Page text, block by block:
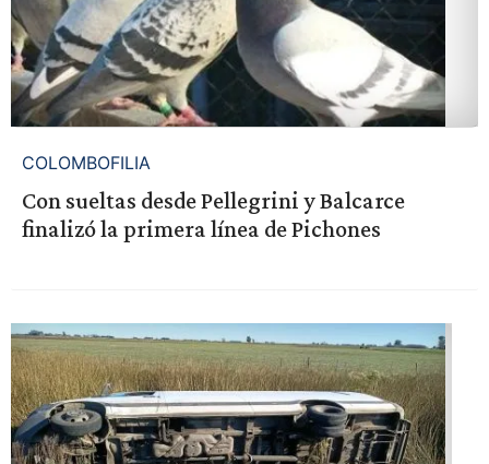
COLOMBOFILIA
Con sueltas desde Pellegrini y Balcarce
finalizó la primera línea de Pichones